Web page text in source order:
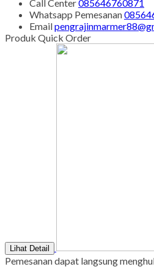
Call Center085646760871
Whatsapp Pemesanan
Email
Produk Quick Order
Lihat Detail
Pemesanan dapat langsung